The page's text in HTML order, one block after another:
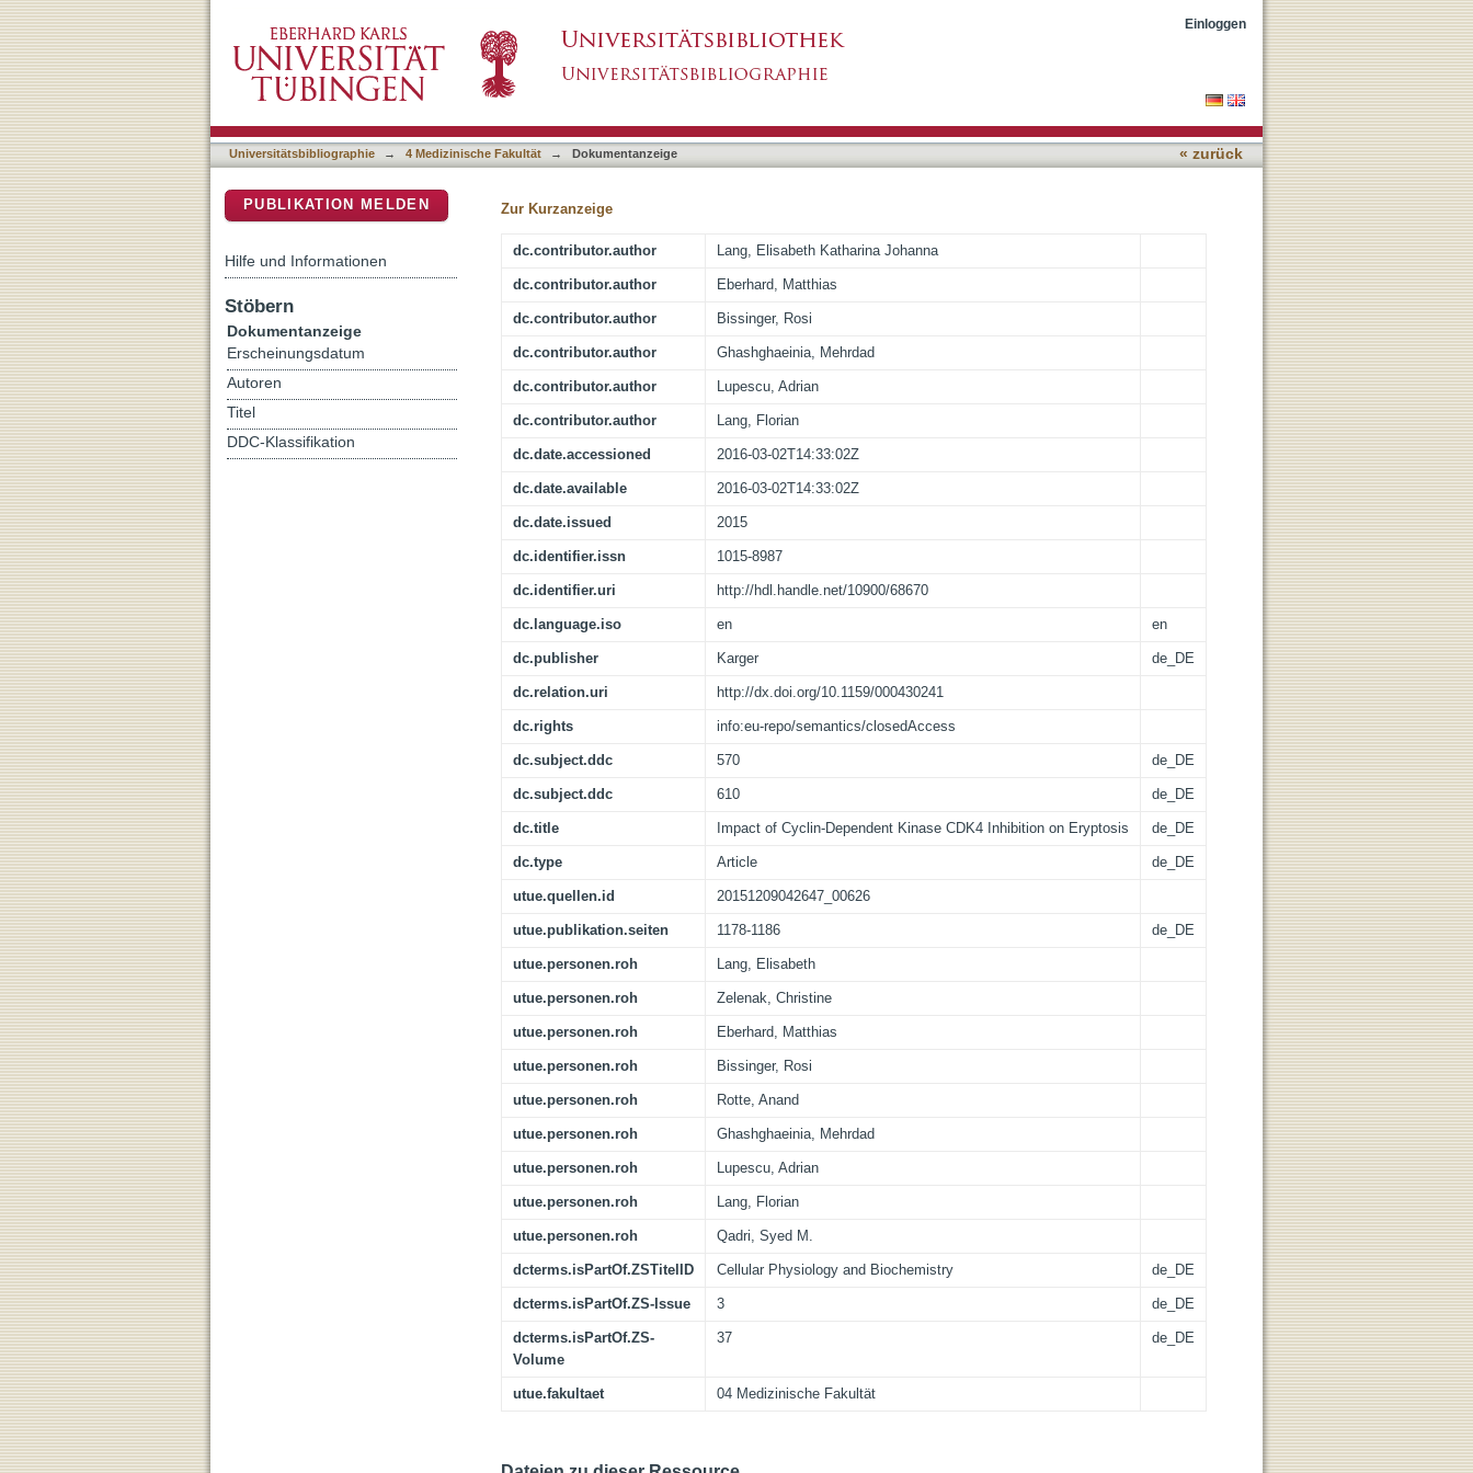
Einloggen
Universitätsbibliographie → 4 Medizinische Fakultät → Dokumentanzeige « zurück
Zur Kurzanzeige
dc.contributor.author Lang, Elisabeth Katharina Johanna
dc.contributor.author Eberhard, Matthias
dc.contributor.author Bissinger, Rosi
dc.contributor.author Ghashghaeinia, Mehrdad
dc.contributor.author Lupescu, Adrian
dc.contributor.author Lang, Florian
dc.date.accessioned 2016-03-02T14:33:02Z
dc.date.available 2016-03-02T14:33:02Z
dc.date.issued 2015
dc.identifier.issn 1015-8987
dc.identifier.uri http://hdl.handle.net/10900/68670
dc.language.iso en en
dc.publisher Karger de_DE
dc.relation.uri http://dx.doi.org/10.1159/000430241
dc.rights info:eu-repo/semantics/closedAccess
dc.subject.ddc 570 de_DE
dc.subject.ddc 610 de_DE
dc.title Impact of Cyclin-Dependent Kinase CDK4 Inhibition on Eryptosis de_DE
dc.type Article de_DE
utue.quellen.id 20151209042647_00626
utue.publikation.seiten 1178-1186 de_DE
utue.personen.roh Lang, Elisabeth
utue.personen.roh Zelenak, Christine
utue.personen.roh Eberhard, Matthias
utue.personen.roh Bissinger, Rosi
utue.personen.roh Rotte, Anand
utue.personen.roh Ghashghaeinia, Mehrdad
utue.personen.roh Lupescu, Adrian
utue.personen.roh Lang, Florian
utue.personen.roh Qadri, Syed M.
dcterms.isPartOf.ZSTitelID Cellular Physiology and Biochemistry de_DE
dcterms.isPartOf.ZS-Issue 3 de_DE
dcterms.isPartOf.ZS-
Volume
37 de_DE
utue.fakultaet 04 Medizinische Fakultät
PUBLIKATION MELDEN
Hilfe und Informationen
Stöbern
Dokumentanzeige
Erscheinungsdatum
Autoren
Titel
DDC-Klassifikation